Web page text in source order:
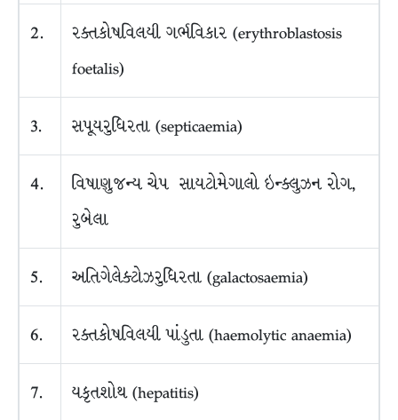
2.
રક્તકોષવિલયી ગર્ભવિકાર (erythroblastosis
foetalis)
3. સપૂયરુધિરતા (septicaemia)
4.
વિષાણુજન્ય ચેપ સાયટોમેગાલો ઇન્ક્લુઝન રોગ,
રુબેલા
5. અતિગેલેક્ટોઝરુધિરતા (galactosaemia)
6. રક્તકોષવિલયી પાંડુતા (haemolytic anaemia)
7. યકૃતશોથ (hepatitis)